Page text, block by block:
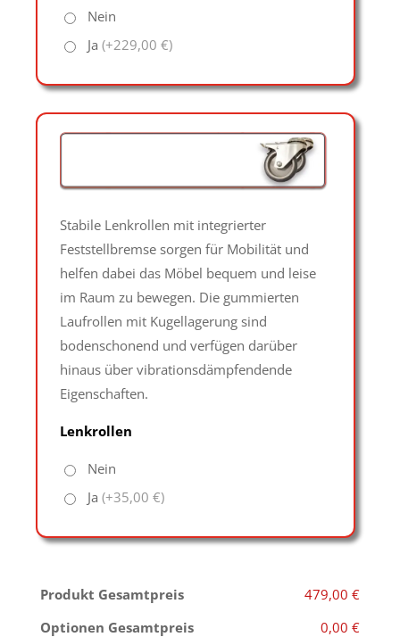
Nein
Ja (+229,00 €)
Stabile Lenkrollen mit integrierter
Feststellbremse sorgen für Mobilität und
helfen dabei das Möbel bequem und leise
im Raum zu bewegen. Die gummierten
Laufrollen mit Kugellagerung sind
bodenschonend und verfügen darüber
hinaus über vibrationsdämpfendende
Eigenschaften.
Lenkrollen
Nein
Ja (+35,00 €)
Produkt Gesamtpreis
479,00 €
Optionen Gesamtpreis
0,00 €